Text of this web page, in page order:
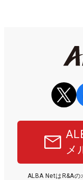
メ
ALBA NetはR&Aの